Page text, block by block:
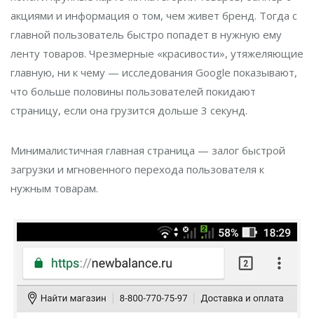
акциями и информация о том, чем живет бренд. Тогда с
главной пользователь быстро попадет в нужную ему
ленту товаров. Чрезмерные «красивости», утяжеляющие
главную, ни к чему — исследования Google показывают,
что больше половины пользователей покидают
страницу, если она грузится дольше 3 секунд.
Минималистичная главная страница — залог быстрой
загрузки и мгновенного перехода пользователя к
нужным товарам.